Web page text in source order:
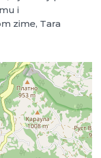
i
zime, Tara